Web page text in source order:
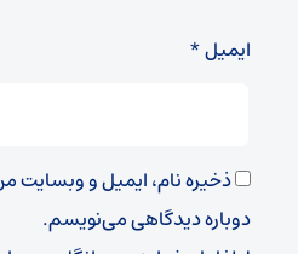
ایمیل*
ذخیره نام، ایمیل و وبسایت
دوباره دیدگاهی می‌نویسم.